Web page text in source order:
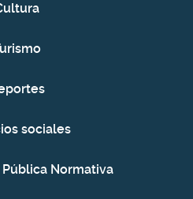
sociales
Normativa